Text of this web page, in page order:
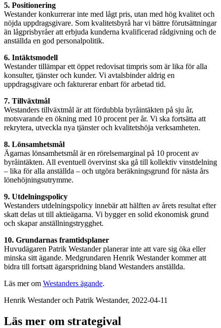
5. Positionering
Westander konkurrerar inte med lågt pris, utan med hög kvalitet och
nöjda uppdragsgivare. Som kvalitetsbyrå har vi bättre förutsättningar
än lågprisbyråer att erbjuda kunderna kvalificerad rådgivning och de
anställda en god personalpolitik.
6. Intäktsmodell
Westander tillämpar ett öppet redovisat timpris som är lika för alla
konsulter, tjänster och kunder. Vi avtalsbinder aldrig en
uppdragsgivare och fakturerar enbart för arbetad tid.
7. Tillväxtmål
Westanders tillväxtmål är att fördubbla byråintäkten på sju år,
motsvarande en ökning med 10 procent per år. Vi ska fortsätta att
rekrytera, utveckla nya tjänster och kvalitetshöja verksamheten.
8. Lönsamhetsmål
Ägarnas lönsamhetsmål är en rörelsemarginal på 10 procent av
byråintäkten. All eventuell övervinst ska gå till kollektiv vinstdelning
– lika för alla anställda – och utgöra beräkningsgrund för nästa års
lönehöjningsutrymme.
9. Utdelningspolicy
Westanders utdelningspolicy innebär att hälften av årets resultat efter
skatt delas ut till aktieägarna. Vi bygger en solid ekonomisk grund
och skapar anställningstrygghet.
10. Grundarnas framtidsplaner
Huvudägaren Patrik Westander planerar inte att vare sig öka eller
minska sitt ägande. Medgrundaren Henrik Westander kommer att
bidra till fortsatt ägarspridning bland Westanders anställda.
Läs mer om Westanders ägande.
Henrik Westander och Patrik Westander, 2022-04-11
Läs mer om strategival